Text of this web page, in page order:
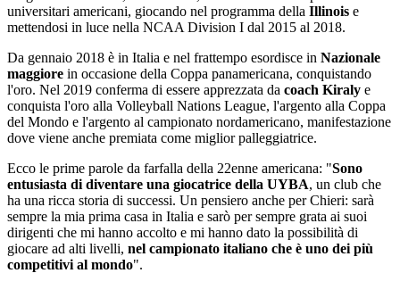
universitari americani, giocando nel programma della Illinois e
mettendosi in luce nella NCAA Division I dal 2015 al 2018.
Da gennaio 2018 è in Italia e nel frattempo esordisce in Nazionale
maggiore in occasione della Coppa panamericana, conquistando
l'oro. Nel 2019 conferma di essere apprezzata da coach Kiraly e
conquista l'oro alla Volleyball Nations League, l'argento alla Coppa
del Mondo e l'argento al campionato nordamericano, manifestazione
dove viene anche premiata come miglior palleggiatrice.
Ecco le prime parole da farfalla della 22enne americana: "Sono
entusiasta di diventare una giocatrice della UYBA, un club che
ha una ricca storia di successi. Un pensiero anche per Chieri: sarà
sempre la mia prima casa in Italia e sarò per sempre grata ai suoi
dirigenti che mi hanno accolto e mi hanno dato la possibilità di
giocare ad alti livelli, nel campionato italiano che è uno dei più
competitivi al mondo".